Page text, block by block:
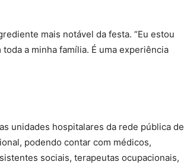
mais notável da festa. “Eu estou
a minha família. É uma experiência
unidades hospitalares da rede pública de
podendo contar com médicos,
sociais, terapeutas ocupacionais,